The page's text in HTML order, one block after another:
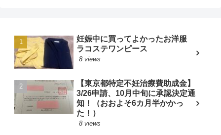
妊娠中に買ってよかったお洋服
ラコステワンピース
8 views
【東京都特定不妊治療費助成金】
3/26申請、10月中旬に承認決定通
知！（おおよそ6カ月半かかっ
た！）
8 views